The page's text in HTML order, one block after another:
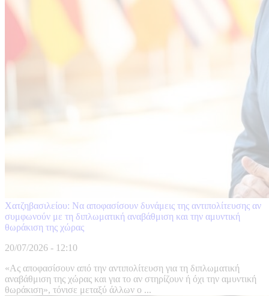
Χατζηβασιλείου: Να αποφασίσουν δυνάμεις της αντιπολίτευσης αν
συμφωνούν με τη διπλωματική αναβάθμιση και την αμυντική
θωράκιση της χώρας
20/07/2026 - 12:10
«Ας αποφασίσουν από την αντιπολίτευση για τη διπλωματική
αναβάθμιση της χώρας και για το αν στηρίζουν ή όχι την αμυντική
θωράκιση», τόνισε μεταξύ άλλων ο ...